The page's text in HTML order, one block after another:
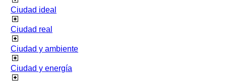
Ciudad ideal
Ciudad real
Ciudad y ambiente
Ciudad y energía